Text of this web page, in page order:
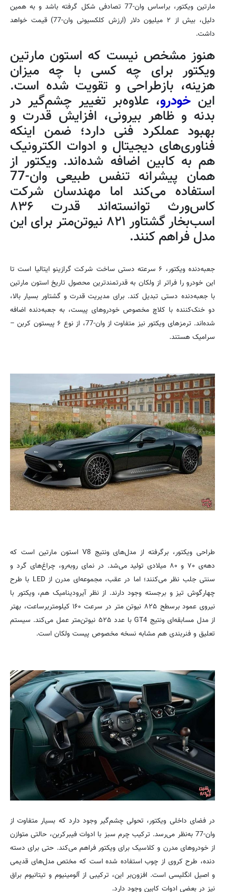
مارتین ویکتور، براساس وان-77 تصادفی شکل گرفته باشد و به همین
دلیل، بیش از ۲ میلیون دلار (ارزش کلکسیونی وان-77) قیمت خواهد
داشت.
هنوز مشخص نیست که استون مارتین
ویکتور برای چه کسی با چه میزان
هزینه، بازطراحی و تقویت شده است.
این خودرو، علاوه‌بر تغییر چشم‌گیر در
بدنه و ظاهر بیرونی، افزایش قدرت و
بهبود عملکرد فنی دارد؛ ضمن اینکه
فناوری‌های دیجیتال و ادوات الکترونیک
هم به کابین اضافه شده‌اند. ویکتور از
همان پیشرانه تنفس طبیعی وان-77
استفاده می‌کند اما مهندسان شرکت
کاس‌ورث توانسته‌اند قدرت ۸۳۶
اسب‌بخار گشتاور ۸۲۱ نیوتن‌متر برای این
مدل فراهم کنند.
جعبه‌دنده ویکتور، ۶ سرعته دستی ساخت شرکت گرازینو ایتالیا است تا
این خودرو را فراتر از ولکان به قدرتمندترین محصول تاریخ استون مارتین
با جعبه‌دنده دستی تبدیل کند. برای مدیریت قدرت و گشتاور بسیار بالا،
دو خنک‌کننده با کلاچ مخصوص خودروهای پیست، به جعبه‌دنده اضافه
شده‌اند. ترمزهای ویکتور نیز متفاوت از وان-77، از نوع ۶ پیستون کربن –
سرامیک هستند.
طراحی ویکتور، برگرفته از مدل‌های ونتیج V8 استون مارتین است که
دهه‌ی ۷۰ و ۸۰ میلادی تولید می‌شد. در نمای رو‌به‌رو، چراغ‌های گرد و
سنتی جلب نظر می‌کنند؛ اما در عقب، مجموعه‌ای مدرن از LED با طرح
چهارگوش تیز و برجسته وجود دارند. از نظر آیرودینامیک هم، ویکتور با
نیروی عمود برسطح ۸۲۵ نیوتن‌ متر در سرعت ۱۶۰ کیلومتربرساعت، بهتر
از مدل مسابقه‌ای ونتیج GT4 با عدد ۵۲۵ نیوتن‌متر عمل می‌کند. سیستم
تعلیق و فنربندی هم مشابه نسخه مخصوص پیست ولکان است.
در فضای داخلی ویکتور، تحولی چشم‌گیر وجود دارد که بسیار متفاوت از
وان-77 به‌نظر می‌رسد. ترکیب چرم سبز با ادوات فیبرکربن، حالتی متوازن
از خودروهای مدرن و کلاسیک برای ویکتور فراهم می‌کند. حتی برای دسته
دنده، طرح کروی از چوب استفاده شده است که مختص مدل‌های قدیمی
و اصیل انگلیسی است. افزون‌بر این، ترکیبی از آلومینیوم و تیتانیوم براق
نیز در بعضی ادوات کابین وجود دارد.